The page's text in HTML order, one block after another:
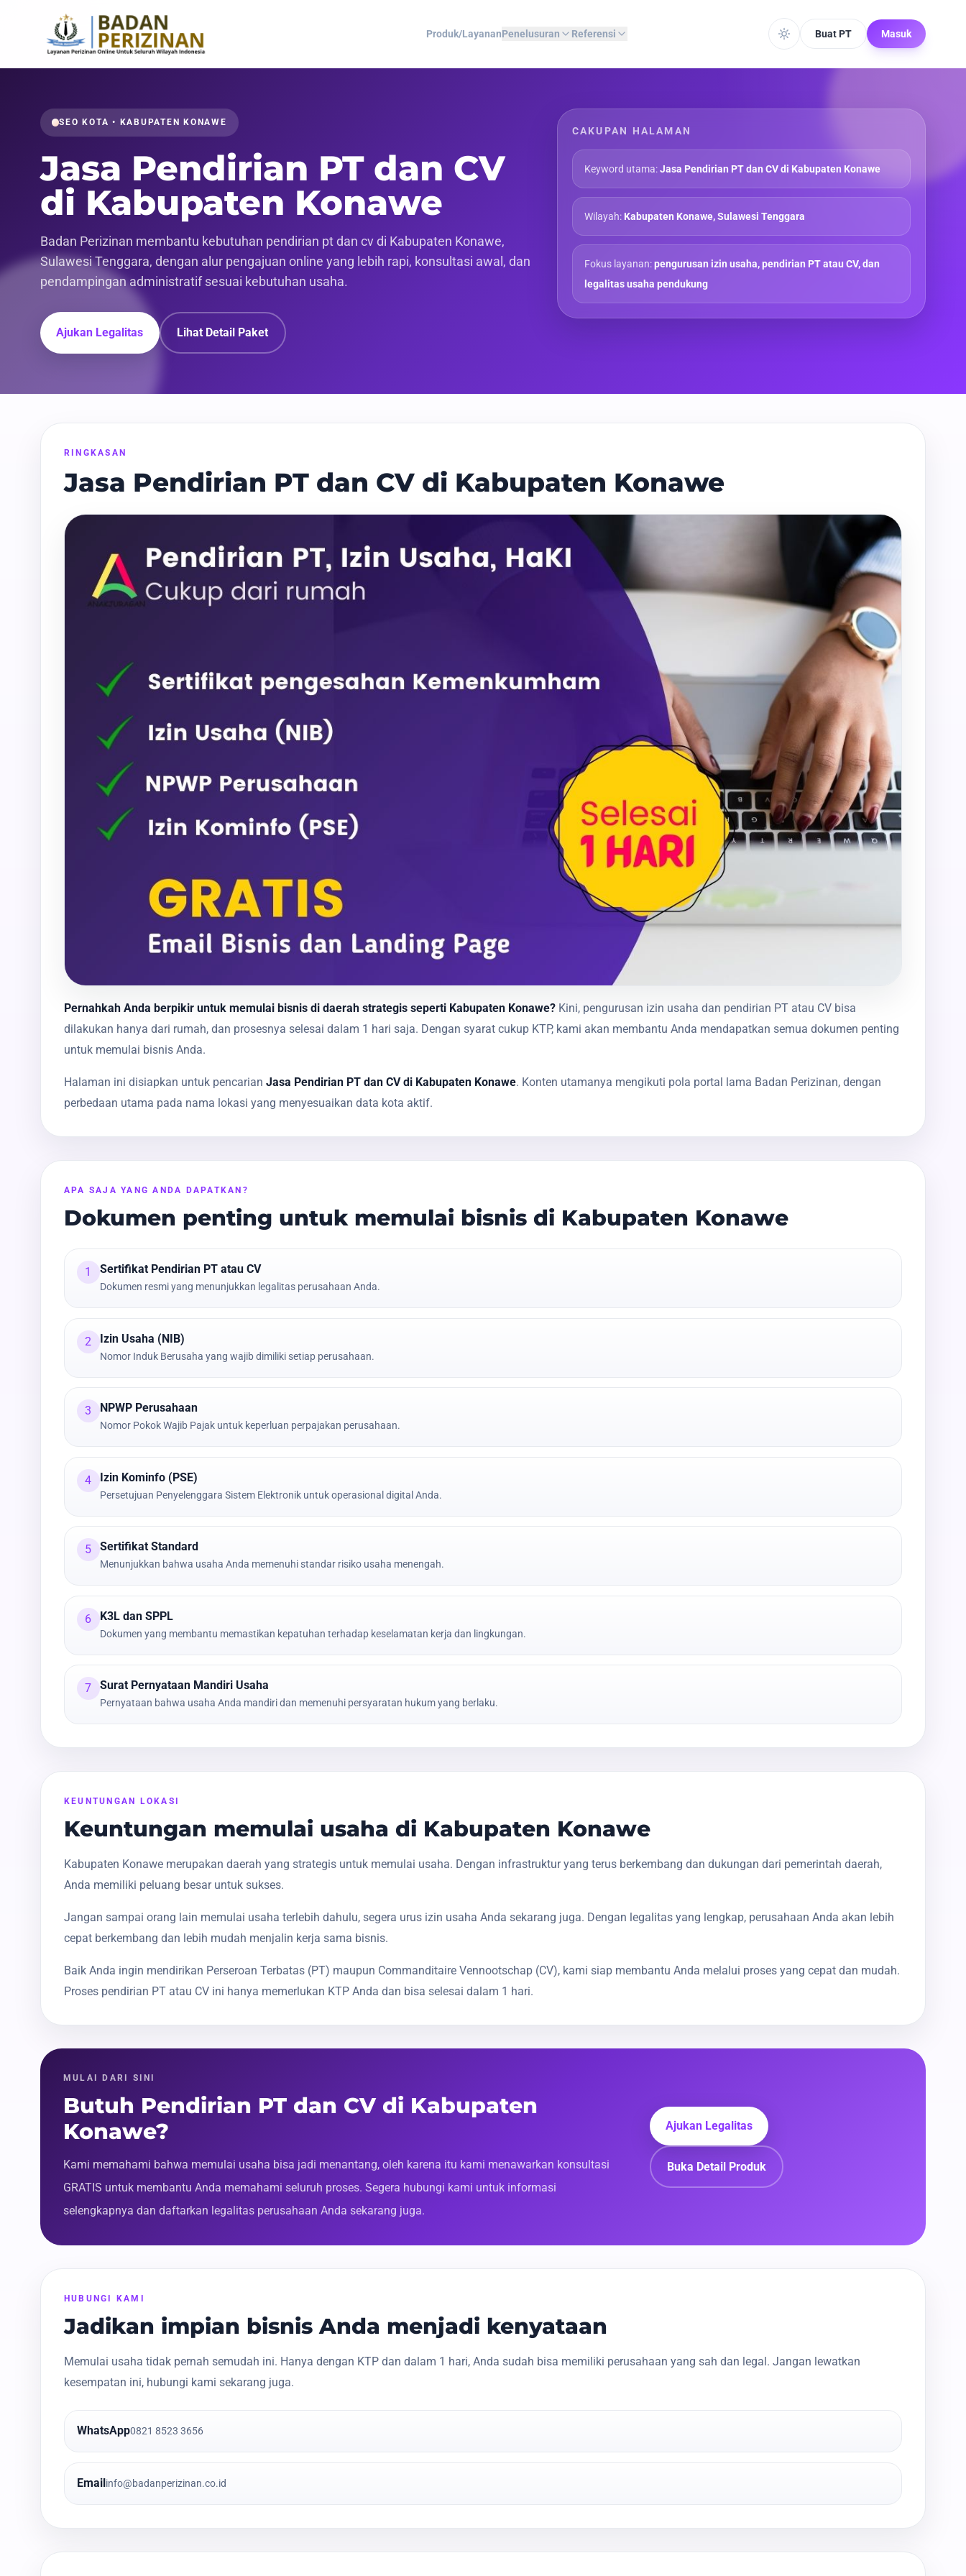
Produk/LayananPenelusuran Referensi Buat PT Masuk
SEO KOTA • KABUPATEN KONAWE
Jasa Pendirian PT dan CV
di Kabupaten Konawe
Badan Perizinan membantu kebutuhan pendirian pt dan cv di Kabupaten Konawe,
Sulawesi Tenggara, dengan alur pengajuan online yang lebih rapi, konsultasi awal, dan
pendampingan administratif sesuai kebutuhan usaha.
Ajukan Legalitas Lihat Detail Paket
CAKUPAN HALAMAN
Keyword utama:Jasa Pendirian PT dan CV di Kabupaten Konawe
Wilayah: Kabupaten Konawe, Sulawesi Tenggara
Fokus layanan:pengurusan izin usaha, pendirian PT atau CV, dan
legalitas usaha pendukung
RINGKASAN
Jasa Pendirian PT dan CV di Kabupaten Konawe
Pernahkah Anda berpikir untuk memulai bisnis di daerah strategis seperti Kabupaten Konawe? Kini, pengurusan izin usaha dan pendirian PT atau CV bisa
dilakukan hanya dari rumah, dan prosesnya selesai dalam 1 hari saja. Dengan syarat cukup KTP, kami akan membantu Anda mendapatkan semua dokumen penting
untuk memulai bisnis Anda.
Halaman ini disiapkan untuk pencarian Jasa Pendirian PT dan CV di Kabupaten Konawe. Konten utamanya mengikuti pola portal lama Badan Perizinan, dengan
perbedaan utama pada nama lokasi yang menyesuaikan data kota aktif.
APA SAJA YANG ANDA DAPATKAN?
Dokumen penting untuk memulai bisnis di Kabupaten Konawe
1 Sertifikat Pendirian PT atau CV
Dokumen resmi yang menunjukkan legalitas perusahaan Anda.
2 Izin Usaha (NIB)
Nomor Induk Berusaha yang wajib dimiliki setiap perusahaan.
3 NPWP Perusahaan
Nomor Pokok Wajib Pajak untuk keperluan perpajakan perusahaan.
4 Izin Kominfo (PSE)
Persetujuan Penyelenggara Sistem Elektronik untuk operasional digital Anda.
5 Sertifikat Standard
Menunjukkan bahwa usaha Anda memenuhi standar risiko usaha menengah.
6 K3L dan SPPL
Dokumen yang membantu memastikan kepatuhan terhadap keselamatan kerja dan lingkungan.
7 Surat Pernyataan Mandiri Usaha
Pernyataan bahwa usaha Anda mandiri dan memenuhi persyaratan hukum yang berlaku.
KEUNTUNGAN LOKASI
Keuntungan memulai usaha di Kabupaten Konawe
Kabupaten Konawe merupakan daerah yang strategis untuk memulai usaha. Dengan infrastruktur yang terus berkembang dan dukungan dari pemerintah daerah,
Anda memiliki peluang besar untuk sukses.
Jangan sampai orang lain memulai usaha terlebih dahulu, segera urus izin usaha Anda sekarang juga. Dengan legalitas yang lengkap, perusahaan Anda akan lebih
cepat berkembang dan lebih mudah menjalin kerja sama bisnis.
Baik Anda ingin mendirikan Perseroan Terbatas (PT) maupun Commanditaire Vennootschap (CV), kami siap membantu Anda melalui proses yang cepat dan mudah.
Proses pendirian PT atau CV ini hanya memerlukan KTP Anda dan bisa selesai dalam 1 hari.
MULAI DARI SINI
Butuh Pendirian PT dan CV di Kabupaten
Konawe?
Kami memahami bahwa memulai usaha bisa jadi menantang, oleh karena itu kami menawarkan konsultasi
GRATIS untuk membantu Anda memahami seluruh proses. Segera hubungi kami untuk informasi
selengkapnya dan daftarkan legalitas perusahaan Anda sekarang juga.
Ajukan Legalitas
Buka Detail Produk
HUBUNGI KAMI
Jadikan impian bisnis Anda menjadi kenyataan
Memulai usaha tidak pernah semudah ini. Hanya dengan KTP dan dalam 1 hari, Anda sudah bisa memiliki perusahaan yang sah dan legal. Jangan lewatkan
kesempatan ini, hubungi kami sekarang juga.
WhatsApp0821 8523 3656
Emailinfo@badanperizinan.co.id